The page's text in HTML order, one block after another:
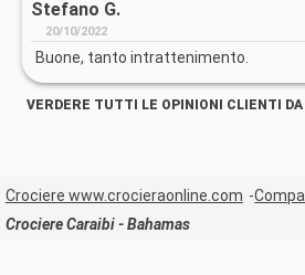
Stefano G.
20/10/2022
Buone, tanto intrattenimento.
VERDERE TUTTI LE OPINIONI CLIENTI
Crociere www.crocieraonline.com
Crociere Caraibi - Bahamas